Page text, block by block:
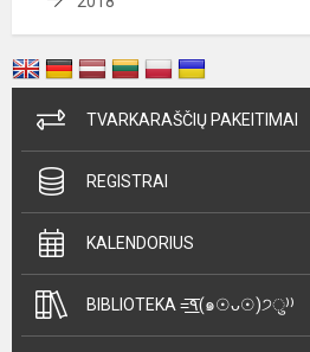
TVARKARAŠČIŲ PAKEITIMAI
REGISTRAI
KALENDORIUS
BIBLIOTEKA =͟͟͞͞٩(๑☉ᴗ☉)੭ु⁾⁾